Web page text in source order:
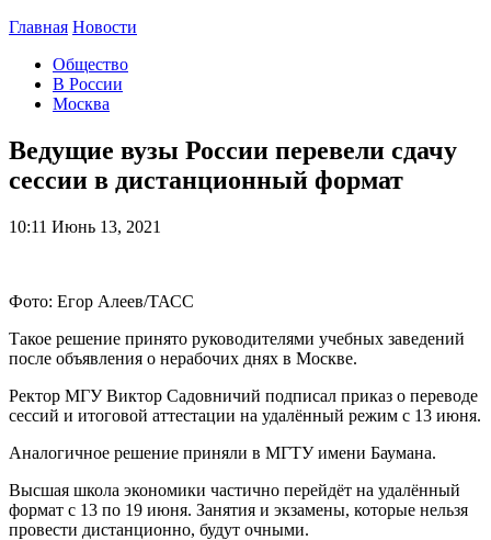
Главная Новости
Общество
В России
Москва
Ведущие вузы России перевели сдачу
сессии в дистанционный формат
10:11 Июнь 13, 2021
Фото: Егор Алеев/ТАСС
Такое решение принято руководителями учебных заведений
после объявления о нерабочих днях в Москве.
Ректор МГУ Виктор Садовничий подписал приказ о переводе
сессий и итоговой аттестации на удалённый режим с 13 июня.
Аналогичное решение приняли в МГТУ имени Баумана.
Высшая школа экономики частично перейдёт на удалённый
формат с 13 по 19 июня. Занятия и экзамены, которые нельзя
провести дистанционно, будут очными.